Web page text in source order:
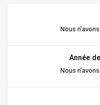
Nous
Année
Nous